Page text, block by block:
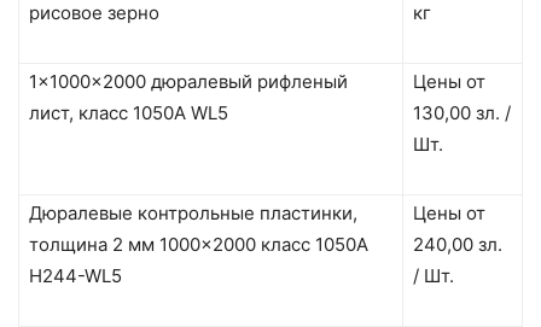
рисовое зерно
кг
1x1000x2000 дюралевый рифленый
лист, класс 1050A WL5
Цены от
130,00 зл. /
Шт.
Дюралевые контрольные пластинки,
толщина 2 мм 1000×2000 класс 1050A
H244-WL5
Цены от
240,00 зл.
/ Шт.